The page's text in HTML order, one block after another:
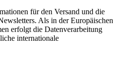
für den Versand und die
Als in der Europäischen
erfolgt die Datenverarbeitung
internationale